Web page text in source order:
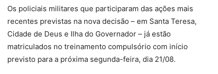
Os policiais militares que participaram das ações mais
recentes previstas na nova decisão – em Santa Teresa,
Cidade de Deus e Ilha do Governador – já estão
matriculados no treinamento compulsório com início
previsto para a próxima segunda-feira, dia 21/08.